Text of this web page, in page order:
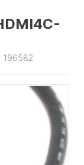
196582